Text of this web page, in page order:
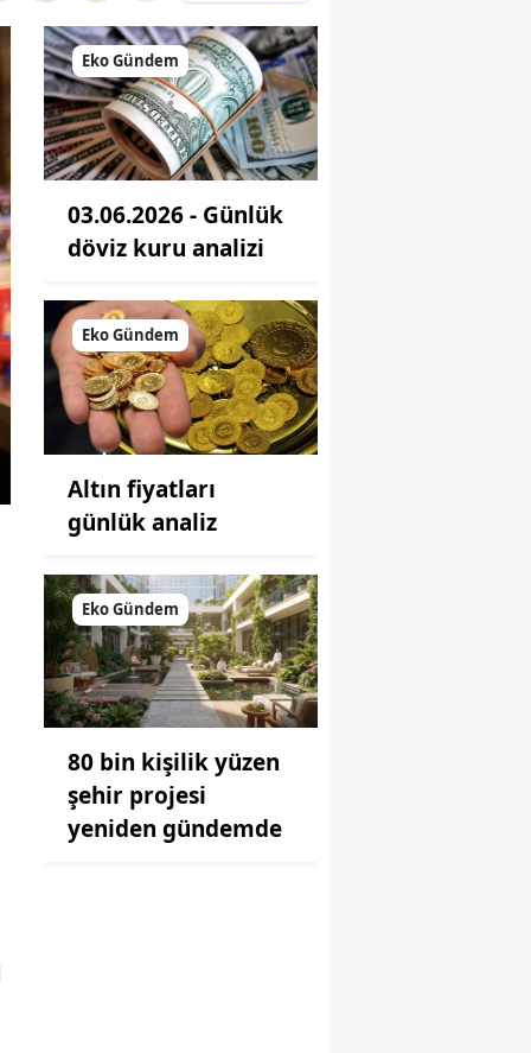
Eko Gündem
03.06.2026 - Günlük
döviz kuru analizi
Eko Gündem
Altın fiyatları
günlük analiz
Eko Gündem
80 bin kişilik yüzen
şehir projesi
yeniden gündemde